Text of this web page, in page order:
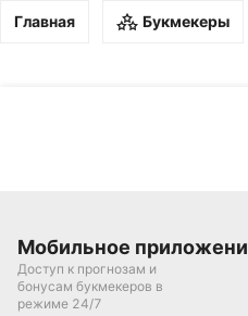
Главная Букмекеры
Мобильное
Доступ к прогнозам и
бонусам букмекеров в
режиме 24/7